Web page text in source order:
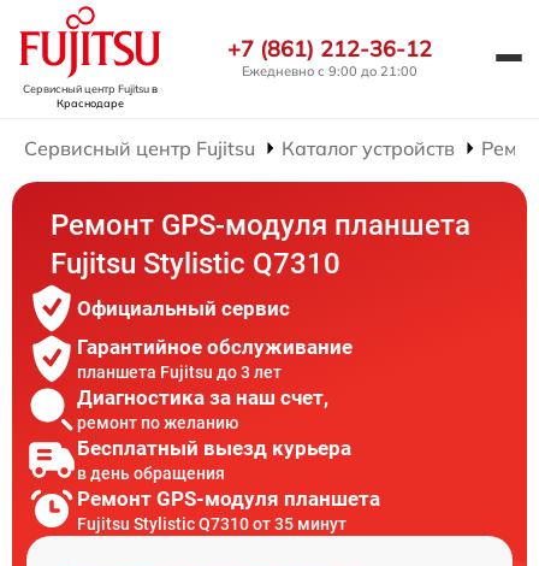
Сервисный центр Fujitsuв
Краснодаре
+7 (861) 212-36-12
Ежедневно с 9:00 до 21:00
Сервисный центр Fujitsu Каталог устройств
Ремонт GPS-модуля планшета
Fujitsu Stylistic Q7310
Официальный сервис
Гарантийное обслуживание
планшета Fujitsu до 3 лет
Диагностика за наш счет,
ремонт по желанию
Бесплатный выезд курьера
в день обращения
Ремонт GPS-модуля планшета
Fujitsu Stylistic Q7310 от 35 минут